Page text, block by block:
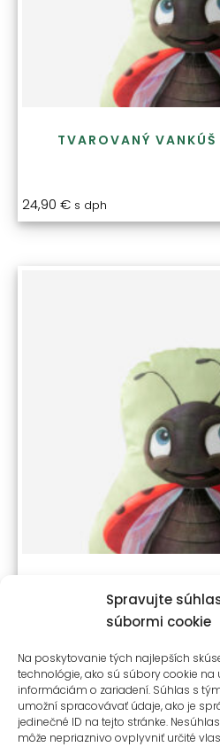
Spravujte
súbormi cookie
Na poskytovanie tých najlepších
technológie, ako sú súbory cookie
informáciám o zariadení. Súhlas s
umožní spracovávať údaje, ako je
jedinečné ID na tejto stránke.
môže nepriaznivo ovplyvniť určité
TVAROVANÝ
24,90 € s dph
29,90 € s dph